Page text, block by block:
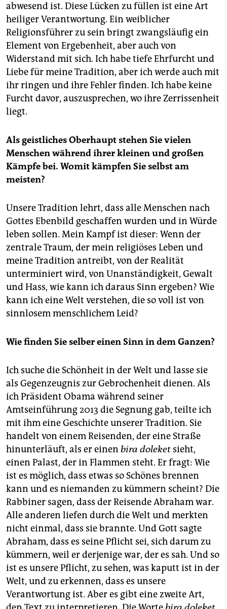
abwesend ist. Diese Lücken zu füllen ist eine Art
heiliger Verantwortung. Ein weiblicher
Religionsführer zu sein bringt zwangsläufig ein
Element von Ergebenheit, aber auch von
Widerstand mit sich. Ich habe tiefe Ehrfurcht und
Liebe für meine Tradition, aber ich werde auch mit
ihr ringen und ihre Fehler finden. Ich habe keine
Furcht davor, auszusprechen, wo ihre Zerrissenheit
liegt.
Als geistliches Oberhaupt stehen Sie vielen
Menschen während ihrer kleinen und großen
Kämpfe bei. Womit kämpfen Sie selbst am
meisten?
Unsere Tradition lehrt, dass alle Menschen nach
Gottes Ebenbild geschaffen wurden und in Würde
leben sollen. Mein Kampf ist dieser: Wenn der
zentrale Traum, der mein religiöses Leben und
meine Tradition antreibt, von der Realität
unterminiert wird, von Unanständigkeit, Gewalt
und Hass, wie kann ich daraus Sinn ergeben? Wie
kann ich eine Welt verstehen, die so voll ist von
sinnlosem menschlichem Leid?
Wie finden Sie selber einen Sinn in dem Ganzen?
Ich suche die Schönheit in der Welt und lasse sie
als Gegenzeugnis zur Gebrochenheit dienen. Als
ich Präsident Obama während seiner
Amtseinführung 2013 die Segnung gab, teilte ich
mit ihm eine Geschichte unserer Tradition. Sie
handelt von einem Reisenden, der eine Straße
hinunterläuft, als er einen bira doleket sieht,
einen Palast, der in Flammen steht. Er fragt: Wie
ist es möglich, dass etwas so Schönes brennen
kann und es niemanden zu kümmern scheint? Die
Rabbiner sagen, dass der Reisende Abraham war.
Alle anderen liefen durch die Welt und merkten
nicht einmal, dass sie brannte. Und Gott sagte
Abraham, dass es seine Pflicht sei, sich darum zu
kümmern, weil er derjenige war, der es sah. Und so
ist es unsere Pflicht, zu sehen, was kaputt ist in der
Welt, und zu erkennen, dass es unsere
Verantwortung ist. Aber es gibt eine zweite Art,